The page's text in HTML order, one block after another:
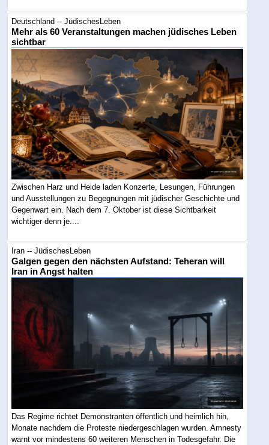
Deutschland -- JüdischesLeben
Mehr als 60 Veranstaltungen machen jüdisches Leben
sichtbar
Zwischen Harz und Heide laden Konzerte, Lesungen, Führungen
und Ausstellungen zu Begegnungen mit jüdischer Geschichte und
Gegenwart ein. Nach dem 7. Oktober ist diese Sichtbarkeit
wichtiger denn je....
Iran -- JüdischesLeben
Galgen gegen den nächsten Aufstand: Teheran will
Iran in Angst halten
Das Regime richtet Demonstranten öffentlich und heimlich hin,
Monate nachdem die Proteste niedergeschlagen wurden. Amnesty
warnt vor mindestens 60 weiteren Menschen in Todesgefahr. Die